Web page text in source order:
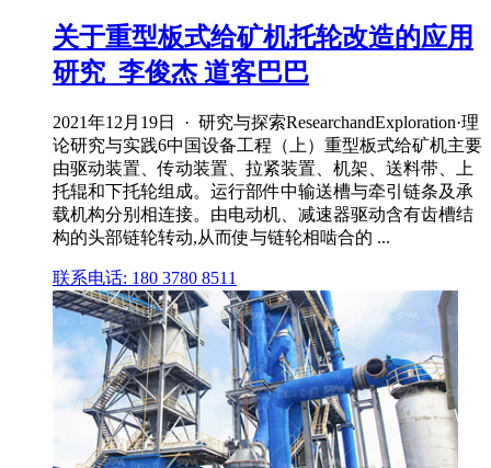
关于重型板式给矿机托轮改造的应用
研究_李俊杰 道客巴巴
2021年12月19日 · 研究与探索ResearchandExploration·理
论研究与实践6中国设备工程（上）重型板式给矿机主要
由驱动装置、传动装置、拉紧装置、机架、送料带、上
托辊和下托轮组成。运行部件中输送槽与牵引链条及承
载机构分别相连接。由电动机、减速器驱动含有齿槽结
构的头部链轮转动,从而使与链轮相啮合的 ...
联系电话: 180 3780 8511